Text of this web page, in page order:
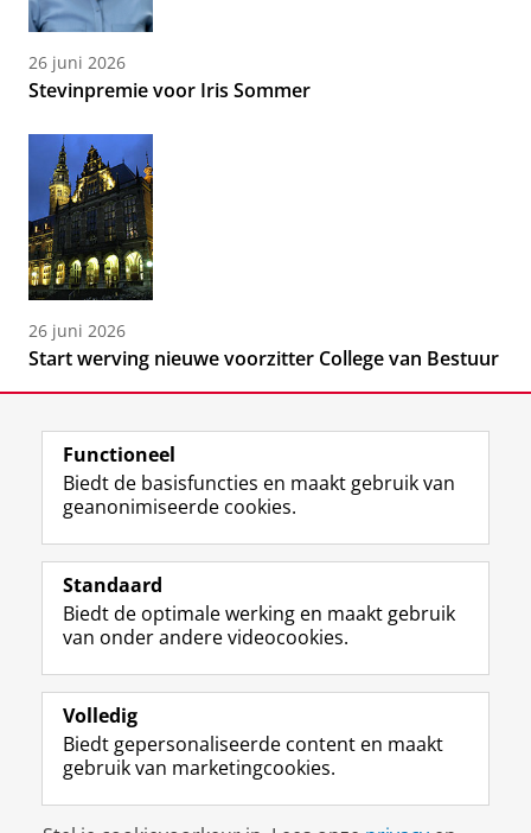
26 juni 2026
Stevinpremie voor Iris Sommer
26 juni 2026
Start werving nieuwe voorzitter College van Bestuur
Volg de RUG
F
a
e
b
o
p
a
i
L
i
k
e
I
-
p
g
R
S
-
f
e
R
k
I
n
t
r
m
c
Y
o
T
e
k
a
Studiekiezers
Alumni
Over ons
Disclaimer & Copyright
Functioneel
Biedt de basisfuncties en maakt gebruik van
geanonimiseerde cookies.
Standaard
Biedt de optimale werking en maakt gebruik
van onder andere videocookies.
Volledig
Biedt gepersonaliseerde content en maakt
gebruik van marketingcookies.